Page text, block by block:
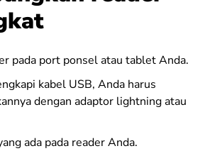
pada port ponsel atau tablet Anda.
kabel USB, Anda harus
dengan adaptor lightning atau
ada pada reader Anda.